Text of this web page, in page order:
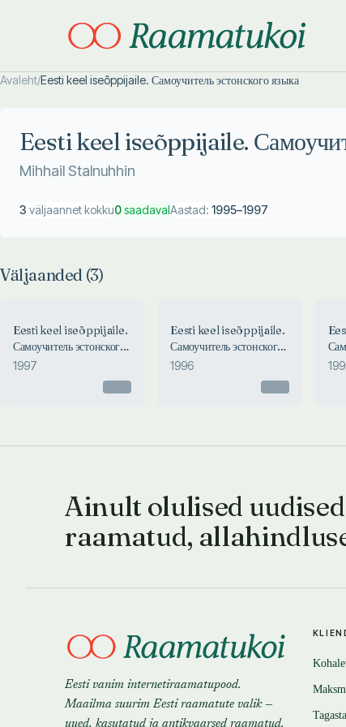
Avaleht/Eesti keel iseõppijaile. Самоучитель эстонского языка
Eesti keel iseõppijaile.
Mihhail Stalnuhhin
3 väljaannet kokku0saadavalAastad: 1995–1997
Väljaanded (3)
Eesti keel iseõppijaile.
Самоучитель эстонского
языка
1997
Eesti keel iseõppijaile.
Самоучитель эстонского
языка
1996
Ainult olulised
raamatud,
Eesti vanim internetiraamatupood.
Maailma suurim Eesti raamatute valik —
uued, kasutatud ja antikvaarsed raamatud.